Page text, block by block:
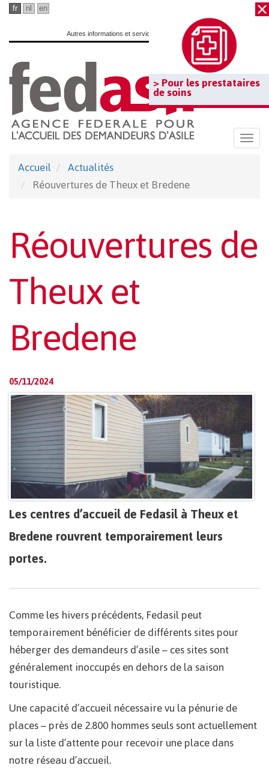
Passer
contenu
principal
> Pour les prestataires
de soins
fr nl en
Autres informations et services officiels :www.belgium.be
Accueil
Actualités
Réouvertures de Theux et Bredene
Réouvertures de
Theux et
Bredene
05/11/2024
Les centres d’accueil de Fedasil à Theux et
Bredene rouvrent temporairement leurs
portes.
Comme les hivers précédents, Fedasil peut
temporairement bénéficier de différents sites pour
héberger des demandeurs d’asile – ces sites sont
généralement inoccupés en dehors de la saison
touristique.
Une capacité d’accueil nécessaire vu la pénurie de
places – près de 2.800 hommes seuls sont actuellement
sur la liste d’attente pour recevoir une place dans
notre réseau d’accueil.